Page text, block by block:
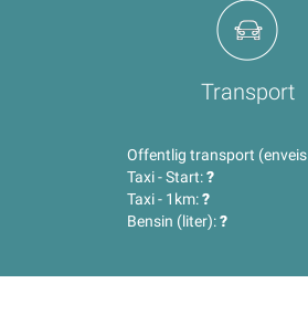
Transport
Offentlig transport
Taxi - Start:?
Taxi - 1km:?
Bensin (liter):?